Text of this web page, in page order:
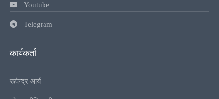
Youtube
Telegram
कार्यकर्ता
रूपेन्द्र आर्य